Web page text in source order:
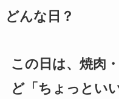
どんな日？
この日は、焼肉
ど「ちょっとい